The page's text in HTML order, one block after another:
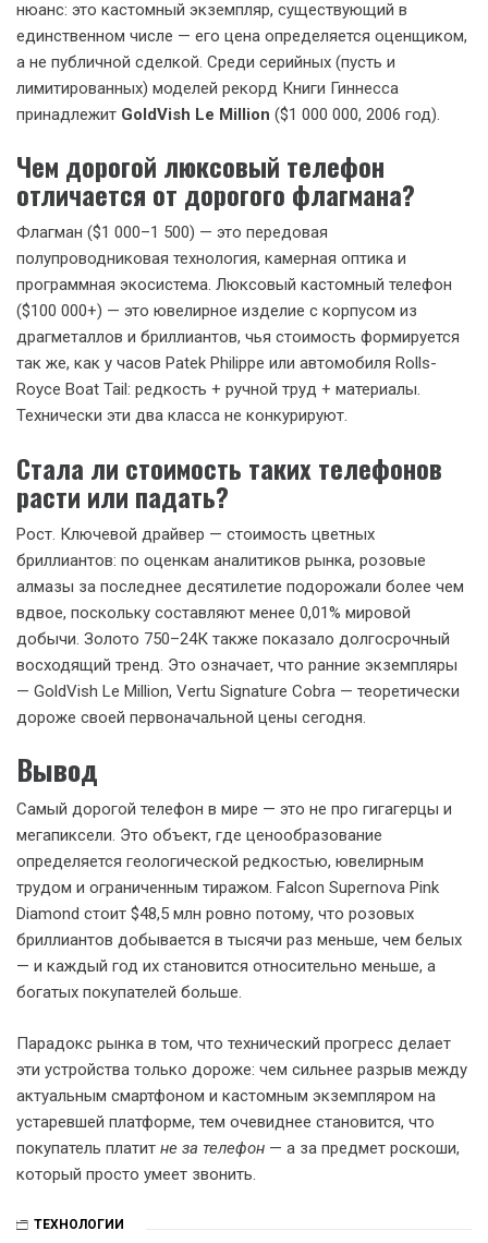
нюанс: это кастомный экземпляр, существующий в
единственном числе — его цена определяется оценщиком,
а не публичной сделкой. Среди серийных (пусть и
лимитированных) моделей рекорд Книги Гиннесса
принадлежит GoldVish Le Million ($1 000 000, 2006 год).
Чем дорогой люксовый телефон
отличается от дорогого флагмана?
Флагман ($1 000–1 500) — это передовая
полупроводниковая технология, камерная оптика и
программная экосистема. Люксовый кастомный телефон
($100 000+) — это ювелирное изделие с корпусом из
драгметаллов и бриллиантов, чья стоимость формируется
так же, как у часов Patek Philippe или автомобиля Rolls-
Royce Boat Tail: редкость + ручной труд + материалы.
Технически эти два класса не конкурируют.
Стала ли стоимость таких телефонов
расти или падать?
Рост. Ключевой драйвер — стоимость цветных
бриллиантов: по оценкам аналитиков рынка, розовые
алмазы за последнее десятилетие подорожали более чем
вдвое, поскольку составляют менее 0,01% мировой
добычи. Золото 750–24К также показало долгосрочный
восходящий тренд. Это означает, что ранние экземпляры
— GoldVish Le Million, Vertu Signature Cobra — теоретически
дороже своей первоначальной цены сегодня.
Вывод
Самый дорогой телефон в мире — это не про гигагерцы и
мегапиксели. Это объект, где ценообразование
определяется геологической редкостью, ювелирным
трудом и ограниченным тиражом. Falcon Supernova Pink
Diamond стоит $48,5 млн ровно потому, что розовых
бриллиантов добывается в тысячи раз меньше, чем белых
— и каждый год их становится относительно меньше, а
богатых покупателей больше.
Парадокс рынка в том, что технический прогресс делает
эти устройства только дороже: чем сильнее разрыв между
актуальным смартфоном и кастомным экземпляром на
устаревшей платформе, тем очевиднее становится, что
покупатель платит не за телефон — а за предмет роскоши,
который просто умеет звонить.
ТЕХНОЛОГИИ